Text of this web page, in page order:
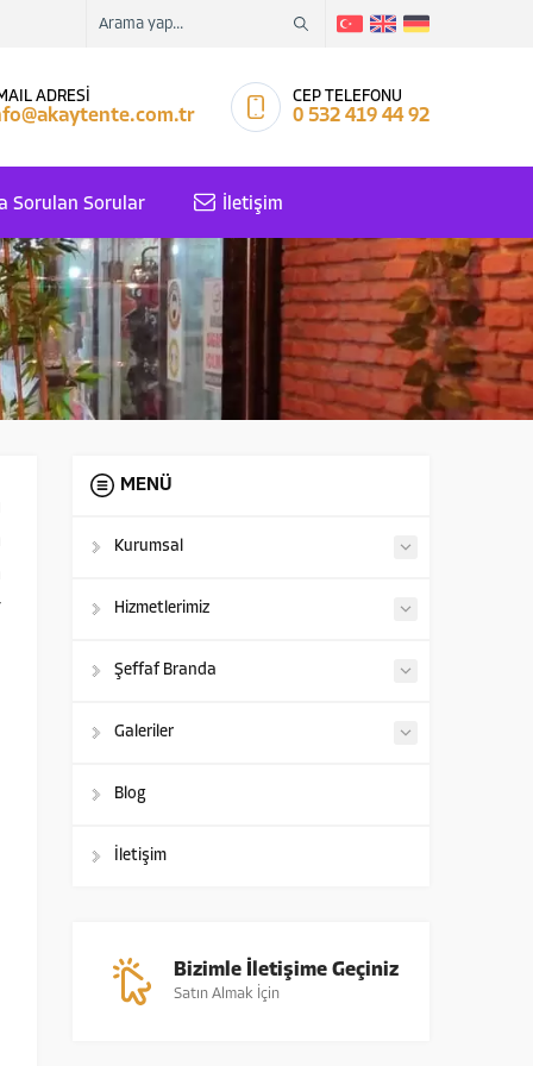
ADRESİ CEP TELEFONU
0 532 419 44 92
Sorulan Sorular İletişim
MENÜ
Kurumsal
Hizmetlerimiz
Şeffaf Branda
Galeriler
Blog
İletişim
Bizimle İletişime Geçiniz
Satın Almak İçin